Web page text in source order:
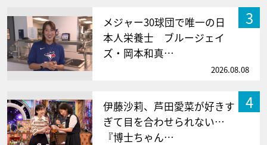
3
メジャー30球団で唯一の日
本人栄養士 ブルージェイ
ズ・岡本和真…
2026.08.08
4
伊藤沙莉、芦田愛菜が好きす
ぎて目を合わせられない…
『博士ちゃん…